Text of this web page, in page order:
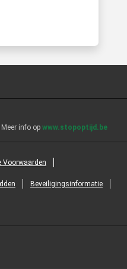
info op www.stopoptijd.be
Voorwaarden
Beveiligingsinformatie